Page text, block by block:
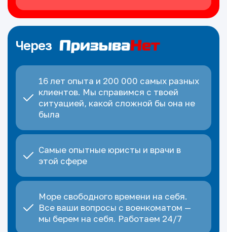
Через
16 лет опыта и 200 000 самых разных
клиентов. Мы справимся с твоей
ситуацией, какой сложной бы она не
была
Самые опытные юристы и врачи в
этой сфере
Море свободного времени на себя.
Все ваши вопросы с военкоматом —
мы берем на себя. Работаем 24/7